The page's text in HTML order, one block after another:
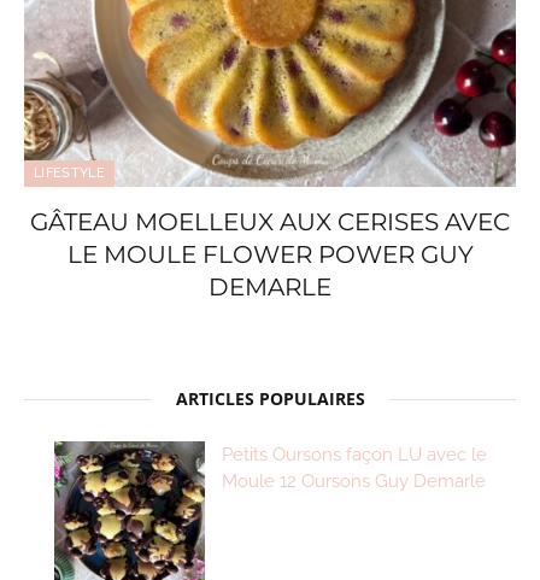
LIFESTYLE
GÂTEAU MOELLEUX AUX CERISES AVEC
LE MOULE FLOWER POWER GUY
DEMARLE
ARTICLES POPULAIRES
Petits Oursons façon LU avec le
Moule 12 Oursons Guy Demarle